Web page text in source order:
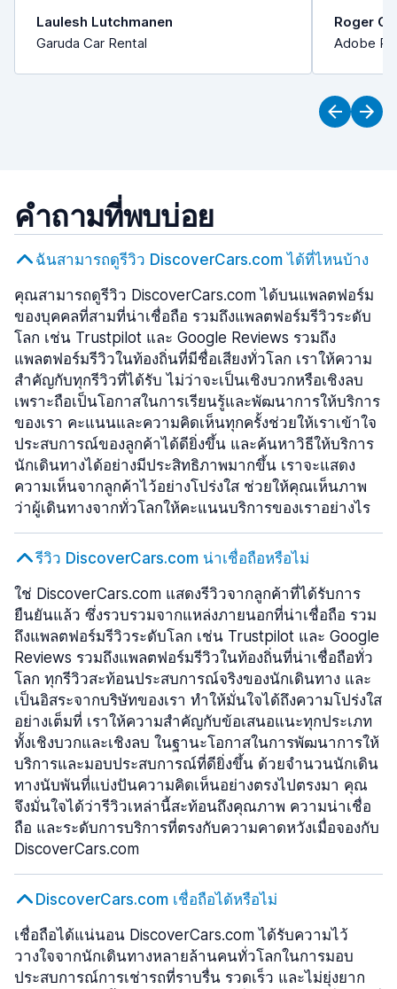
Laulesh Lutchmanen
Garuda Car Rental
Roger
Adobe
คำถามที่พบบ่อย
ฉันสามารถดูรีวิว DiscoverCars.com ได้ที่ไหนบ้าง
คุณสามารถดูรีวิว DiscoverCars.com ได้บนแพลตฟอร์ม
ของบุคคลที่สามที่น่าเชื่อถือ รวมถึงแพลตฟอร์มรีวิวระดับ
โลก เช่น Trustpilot และ Google Reviews รวมถึง
แพลตฟอร์มรีวิวในท้องถิ่นที่มีชื่อเสียงทั่วโลก เราให้ความ
สำคัญกับทุกรีวิวที่ได้รับ ไม่ว่าจะเป็นเชิงบวกหรือเชิงลบ
เพราะถือเป็นโอกาสในการเรียนรู้และพัฒนาการให้บริการ
ของเรา คะแนนและความคิดเห็นทุกครั้งช่วยให้เราเข้าใจ
ประสบการณ์ของลูกค้าได้ดียิ่งขึ้น และค้นหาวิธีให้บริการ
นักเดินทางได้อย่างมีประสิทธิภาพมากขึ้น เราจะแสดง
ความเห็นจากลูกค้าไว้อย่างโปร่งใส ช่วยให้คุณเห็นภาพ
ว่าผู้เดินทางจากทั่วโลกให้คะแนนบริการของเราอย่างไร
รีวิว DiscoverCars.com น่าเชื่อถือหรือไม่
ใช่ DiscoverCars.com แสดงรีวิวจากลูกค้าที่ได้รับการ
ยืนยันแล้ว ซึ่งรวบรวมจากแหล่งภายนอกที่น่าเชื่อถือ รวม
ถึงแพลตฟอร์มรีวิวระดับโลก เช่น Trustpilot และ Google
Reviews รวมถึงแพลตฟอร์มรีวิวในท้องถิ่นที่น่าเชื่อถือทั่ว
โลก ทุกรีวิวสะท้อนประสบการณ์จริงของนักเดินทาง และ
เป็นอิสระจากบริษัทของเรา ทำให้มั่นใจได้ถึงความโปร่งใส
อย่างเต็มที่ เราให้ความสำคัญกับข้อเสนอแนะทุกประเภท
ทั้งเชิงบวกและเชิงลบ ในฐานะโอกาสในการพัฒนาการให้
บริการและมอบประสบการณ์ที่ดียิ่งขึ้น ด้วยจำนวนนักเดิน
ทางนับพันที่แบ่งปันความคิดเห็นอย่างตรงไปตรงมา คุณ
จึงมั่นใจได้ว่ารีวิวเหล่านี้สะท้อนถึงคุณภาพ ความน่าเชื่อ
ถือ และระดับการบริการที่ตรงกับความคาดหวังเมื่อจองกับ
DiscoverCars.com
DiscoverCars.com เชื่อถือได้หรือไม่
เชื่อถือได้แน่นอน DiscoverCars.com ได้รับความไว้
วางใจจากนักเดินทางหลายล้านคนทั่วโลกในการมอบ
ประสบการณ์การเช่ารถที่ราบรื่น รวดเร็ว และไม่ยุ่งยาก